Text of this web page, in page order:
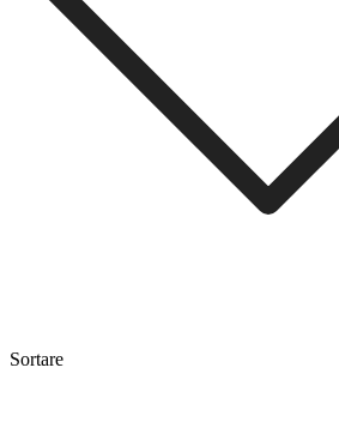
Sortare